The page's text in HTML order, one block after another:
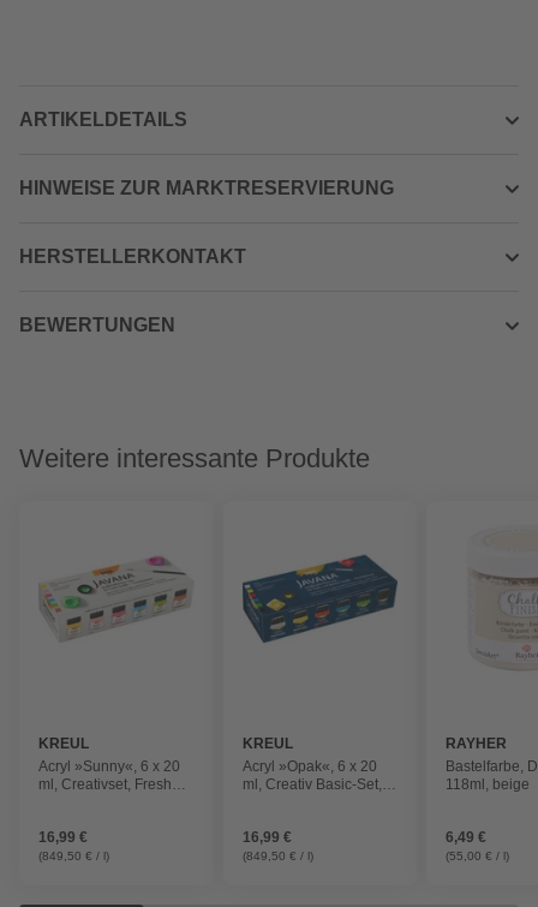
ARTIKELDETAILS
HINWEISE ZUR MARKTRESERVIERUNG
HERSTELLERKONTAKT
BEWERTUNGEN
Weitere interessante Produkte
KREUL
Acryl »Sunny«, 6 x 20
ml, Creativset, Fresh
16,99 €
(849,50 € / l)
KREUL
Acryl »Opak«, 6 x 20
ml, Creativ Basic-Set,
16,99 €
(849,50 € / l)
RAYHER
Bastelfarbe,
118ml, beige
6,49 €
(55,00 € / l)